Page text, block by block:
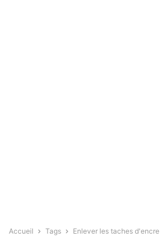
Accueil Tags Enlever les taches d'encre